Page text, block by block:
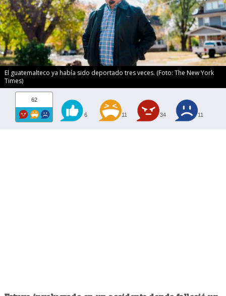
El guatemalteco ya había sido deportado tres veces. (Foto: The New York
Times)
62
6 11 34 11